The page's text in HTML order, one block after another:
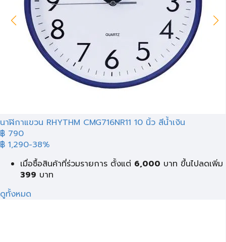
นาฬิกาแขวน RHYTHM CMG716NR11 10 นิ้ว สีน้ำเงิน
฿ 790
฿ 1,290-38%
เมื่อซื้อสินค้าที่ร่วมรายการ ตั้งแต่ 6,000 บาท ขึ้นไปลดเพิ่ม
399 บาท
ดูทั้งหมด